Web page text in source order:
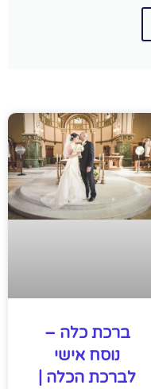
ברכת כלה –
נוסח אישי
לברכת הכלה |